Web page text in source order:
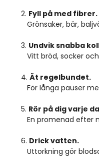
2. Fyll på med fibrer.
Grönsaker, bär,
3. Undvik snabba
Vitt bröd, socker
4. Ät regelbundet.
För långa pauser
5. Rör på dig varje
En promenad efter
6. Drick vatten.
Uttorkning gör